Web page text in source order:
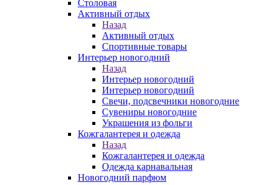
Столовая
Активный отдых
Назад
Активный отдых
Спортивные товары
Интерьер новогодний
Назад
Интерьер новогодний
Интерьер новогодний
Свечи, подсвечники новогодние
Сувениры новогодние
Украшения из фольги
Кожгалантерея и одежда
Назад
Кожгалантерея и одежда
Одежда карнавальная
Новогодний парфюм